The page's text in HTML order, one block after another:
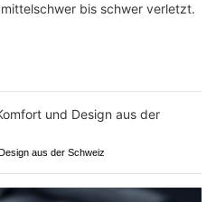
bis schwer verletzt.
aus der Schweiz